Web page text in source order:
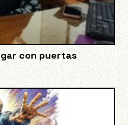
con puertas